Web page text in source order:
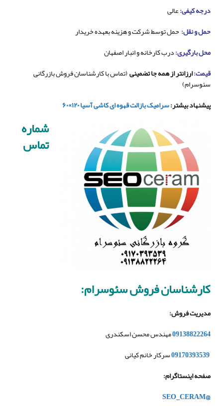
درجه کیفی:عالی
حمل و نقل: حمل توسط شرکت و هزینه بعهده خریدار
محل بارگیری:درب کارخانه و انبار اصفهان
قیمت:ارزانتر از همه جا تضمینی(تماس با کارشناسان فروش بازرگانی
سئوسرام)
پیشنهاد بیشتر:سرامیک بازالت قهوه ای کاشی آسیا ۱۲۰×۶۰
شماره
تماس
کارشناسان فروش سئوسرام:
مدیریت فروش:
09138822264مهندس محسن اسکندری
09170393539سرکار خانم کیانی
صفحه اینستاگرام:
@SEO_CERAM